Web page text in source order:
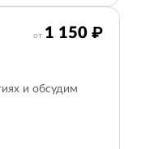
от 1 150 ₽
и обсудим